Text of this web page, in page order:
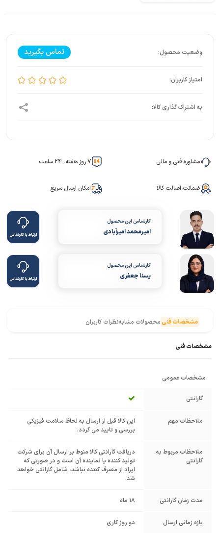
تماس بگیرید
مشاوره فنی و مالی 7 روز هفته، 24 ساعت
ضمانت اصالت کالا امکان ارسال سریع
کارشناس این محصول
امیرمحمد امیرآبادی ارتباط با کارشناس
کارشناس این محصول
یسنا جعفری ارتباط با کارشناس
مشخصات فنی محصولات مشابهنظرات کاربران
مشخصات فنی
مشخصات عمومی
گارانتی
ملاحظات مهم
این کالا قبل از ارسال به لحاظ سلامت فیزیکی
بررسی و تایید می گردد.
ملاحظات مربوط به
گارانتی
دریافت گارانتی کالا منوط بر ارسال آن برای شرکت
تولید کننده یا نماینده آن است و در صورتی که
ایراد از مصرف کننده نباشد، شامل گارانتی خواهد
شد.
مدت زمان گارانتی 18 ماه
بازه زمانی ارسال دو روز کاری